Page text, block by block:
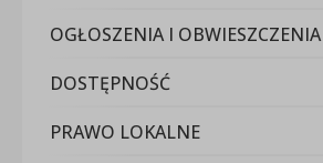
OGŁOSZENIA I OBWIESZCZENIA
DOSTĘPNOŚĆ
PRAWO LOKALNE